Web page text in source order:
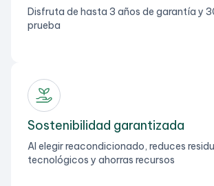
Disfruta de hasta 3 años de garantía y
prueba
Sostenibilidad garantizada
Al elegir reacondicionado, reduces
tecnológicos y ahorras recursos